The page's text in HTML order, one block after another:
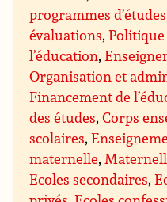
programmes d’études
évaluations,Politique
l’éducation,
Organisation et
Financement de
des études,Corps
scolaires,
maternelle,
Ecoles secondaires,